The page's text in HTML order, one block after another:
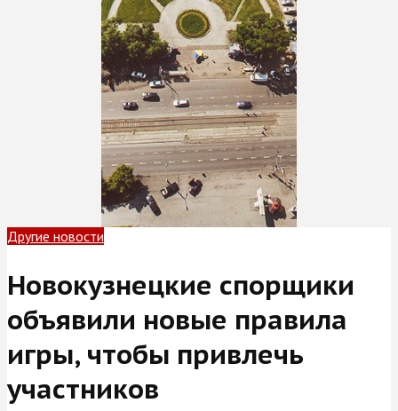
Другие новости
Новокузнецкие спорщики
объявили новые правила
игры, чтобы привлечь
участников